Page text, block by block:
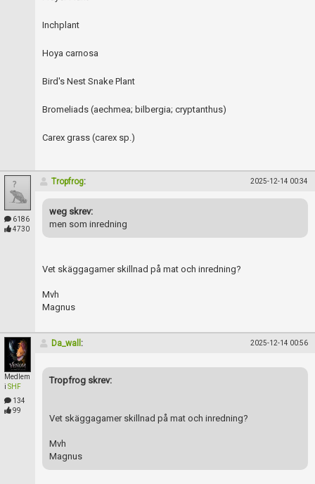
Inchplant
Hoya carnosa
Bird's Nest Snake Plant
Bromeliads (aechmea; bilbergia; cryptanthus)
Carex grass (carex sp.)
6186
4730
Tropfrog: 2025-12-14 00:34
weg skrev:
men som inredning
Vet skäggagamer skillnad på mat och inredning?
Mvh
Magnus
Medlem
i SHF
134
99
Da_wall : 2025-12-14 00:56
Tropfrog skrev:
Vet skäggagamer skillnad på mat och inredning?
Mvh
Magnus